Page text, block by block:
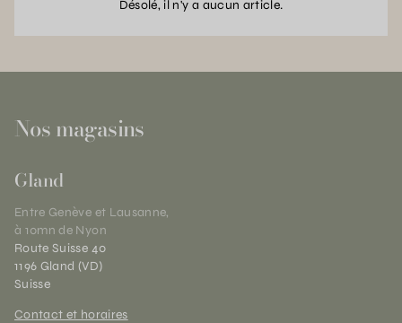
Désolé, il n'y a aucun article.
Nos magasins
Gland
Entre Genève et Lausanne,
à 10mn de Nyon
Route Suisse 40
1196 Gland (VD)
Suisse
Contact et horaires